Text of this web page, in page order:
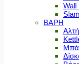
Wall
ΒΑΡΗ